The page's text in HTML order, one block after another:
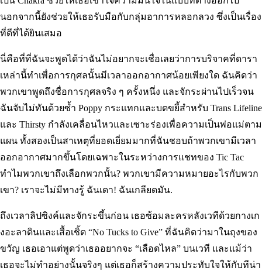
นอกจากนี้ยังช่วยให้เธอรับมือกับกลุ่มอาการหลอกลวง ซึ่งเป็นเรื่อง
ที่ดีที่ได้ยินเสมอ
นี่คือที่ที่ฉันจะพูดได้ว่าฉันไม่อยากจะเชื่อเลยว่าการบริจาคที่ดารา
เหล่านี้ทำเพื่อการกุศลนั้นมีเวลาออกอากาศน้อยเพียงใด ฉันคิดว่า
พวกเขาพูดถึงชื่อการกุศลจริง ๆ ครั้งหนึ่ง และจักระผ่านไปเร็วจน
ฉันจับไม่ทันด้วยซ้ำ Poppy กระแทกและบดขยี้สำหรับ Trans Lifeline
และ Thirsty กำลังเคลื่อนไหวและเซาะร่องเพื่อความเป็นพ่อแม่ตาม
แผน ทั้งสองเป็นสาเหตุที่ยอดเยี่ยมมากที่ฉันชอบถ้าพวกเขามีเวลา
ออกอากาศมากขึ้นโดยเฉพาะในระหว่างการแชทของ Tic Tac
ทำไมพวกเขาถึงเลือกพวกนั้น? พวกเขามีความหมายอะไรกับพวก
เขา? เราจะไม่มีทางรู้ ฉันเดา! ฉันเกลียดมัน.
ถึงเวลาลิปซิงค์และจักระขึ้นก่อน เธอซ้อมละครหลังเวทีด้วยกางเก
งอะลาดินและเสื้อเชิ้ต “No Tucks to Give” ที่ฉันคิดว่ามาในถุงของ
ขวัญ เธอเอาแต่พูดว่าเธออยากจะ “เลือดไหล” บนเวที และแม้ว่า
เธอจะไม่ทำอย่างนั้นจริงๆ แต่เธอก็สร้างความประทับใจให้กับทีน่า